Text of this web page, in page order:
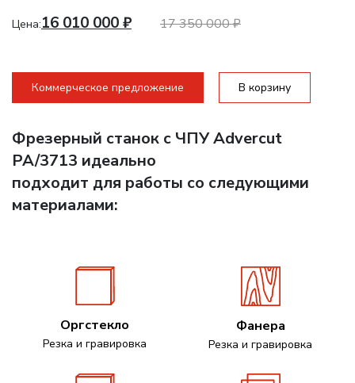
Цена:16 010 000₽ 17 350 000₽
Коммерческое предложение В корзину
Фрезерный станок с ЧПУ Advercut
PA/3713 идеально
подходит для работы со следующими
материалами:
Оргстекло
Резка и гравировка
Фанера
Резка и гравировка